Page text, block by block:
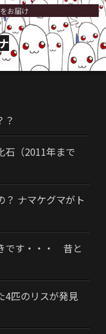
お届け
？
石（2011年まで
？ ナマケグマがト
です・・・ 昔と
4匹のリスが発見